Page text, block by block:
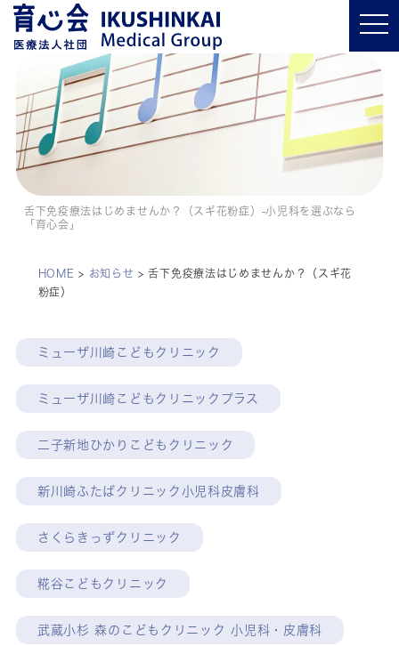
t
o
l
n
a
v
i
舌下免疫療法はじめませんか？（スギ花粉症）-小児科を選ぶなら
「育心会」
HOME > お知らせ >舌下免疫療法はじめませんか？（スギ花
粉症）
ミューザ川崎こどもクリニック
ミューザ川崎こどもクリニックプラス
二子新地ひかりこどもクリニック
新川崎ふたばクリニック小児科皮膚科
さくらきっずクリニック
糀谷こどもクリニック
武蔵小杉 森のこどもクリニック 小児科・皮膚科